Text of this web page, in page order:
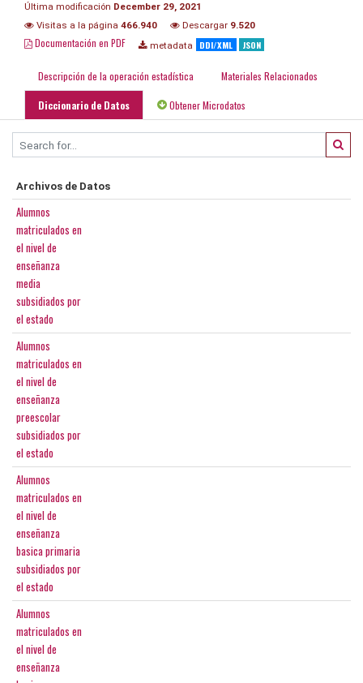
Última modificación December 29, 2021
Visitas a la página 466.940 Descargar 9.520
Documentación en PDF metadata DDI/XML JSON
Descripción de la operación estadística Materiales Relacionados
Diccionario de Datos Obtener Microdatos
Archivos de Datos
Alumnos
matriculados en
el nivel de
enseñanza
media
subsidiados por
el estado
Alumnos
matriculados en
el nivel de
enseñanza
preescolar
subsidiados por
el estado
Alumnos
matriculados en
el nivel de
enseñanza
basica primaria
subsidiados por
el estado
Alumnos
matriculados en
el nivel de
enseñanza